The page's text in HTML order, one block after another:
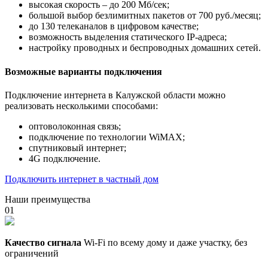
высокая скорость – до 200 Мб/сек;
большой выбор безлимитных пакетов от 700 руб./месяц;
до 130 телеканалов в цифровом качестве;
возможность выделения статического IP-адреса;
настройку проводных и беспроводных домашних сетей.
Возможные варианты подключения
Подключение интернета в Калужской области можно
реализовать несколькими способами:
оптоволоконная связь;
подключение по технологии WiMAX;
спутниковый интернет;
4G подключение.
Подключить интернет в частный дом
Наши преимущества
01
Качество сигнала Wi-Fi по всему дому и даже участку, без
ограничений